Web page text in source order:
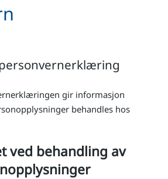
personvernerklæring
gir informasjon
behandles hos
ved behandling av